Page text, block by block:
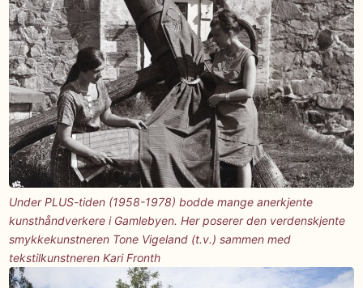
Under PLUS-tiden (1958-1978) bodde mange anerkjente
kunsthåndverkere i Gamlebyen. Her poserer den verdenskjente
smykkekunstneren Tone Vigeland (t.v.) sammen med
tekstilkunstneren Kari Fronth